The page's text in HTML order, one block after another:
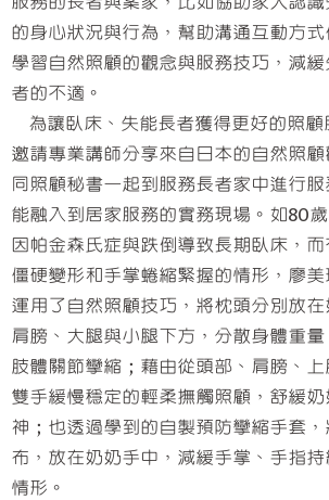
的身心狀況與行為，幫助溝通互動方
學習自然照顧的觀念與服務技巧，減
者的不適。
為讓臥床、失能長者獲得更好的照顧
邀請專業講師分享來自日本的自然照
同照顧秘書一起到服務長者家中進行
能融入到居家服務的實務現場。如80
因帕金森氏症與跌倒導致長期臥床，
僵硬變形和手掌蜷縮緊握的情形，廖
運用了自然照顧技巧，將枕頭分別放
肩膀、大腿與小腿下方，分散身體重
肢體關節攣縮；藉由從頭部、肩膀、上
雙手緩慢穩定的輕柔撫觸照顧，舒緩
神；也透過學到的自製預防攣縮手套
布，放在奶奶手中，減緩手掌、手指
情形。